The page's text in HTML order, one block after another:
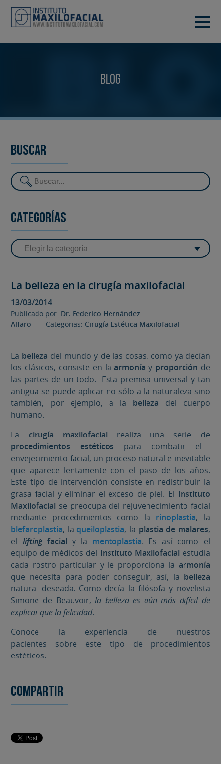
Blog
Buscar
Categorías
La belleza en la cirugía maxilofacial
13/03/2014
Publicado por: Dr. Federico Hernández
Alfaro — Categorias: Cirugía Estética Maxilofacial
La belleza del mundo y de las cosas, como ya decían
los clásicos, consiste en laarmonía y proporción de
las partes de un todo. Esta premisa universal y tan
antigua se puede aplicar no sólo a la naturaleza sino
también, por ejemplo, a la belleza del cuerpo
humano.
La cirugía maxilofacial realiza una serie de
procedimientos estéticos para combatir el
envejecimiento facial, un proceso natural e inevitable
que aparece lentamente con el paso de los años.
Este tipo de intervención consiste en redistribuir la
grasa facial y eliminar el exceso de piel. El Instituto
Maxilofacial se preocupa del rejuvenecimiento facial
mediante procedimientos como la rinoplastia, la
blefaroplastia, la queiloplastia, la plastia de malares,
el liftingfacial y la mentoplastia. Es así como el
equipo de médicos del Instituto Maxilofacial estudia
cada rostro particular y le proporciona la armonía
que necesita para poder conseguir, así, la belleza
natural deseada. Como decía la filósofa y novelista
Simone de Beauvoir,la belleza es aún más difícil de
explicar que la felicidad.
Conoce la experiencia de nuestros
pacientes sobre este tipo de procedimientos
estéticos.
Compartir